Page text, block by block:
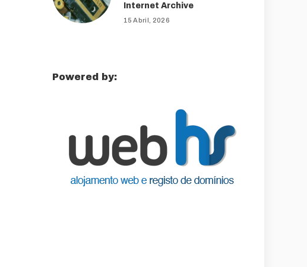
Internet Archive
15 Abril, 2026
Powered by: